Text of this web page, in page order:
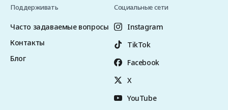
Поддерживать
Часто задаваемые вопросы
Контакты
Блог
Социальные сети
Instagram
TikTok
Facebook
X
YouTube